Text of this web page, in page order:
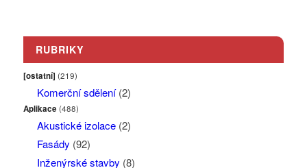
RUBRIKY
[ostatní] (219)
Komerční sdělení(2)
Aplikace (488)
Akustické izolace(2)
Fasády (92)
Inženýrské stavby (8)